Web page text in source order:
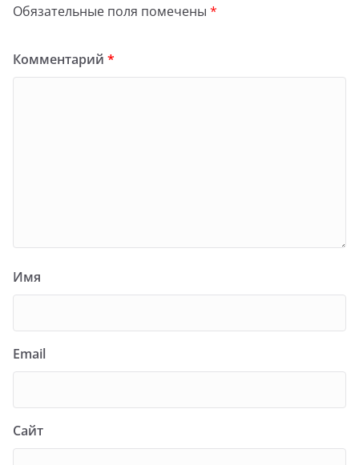
Обязательные поля помечены *
Комментарий *
Имя
Email
Сайт